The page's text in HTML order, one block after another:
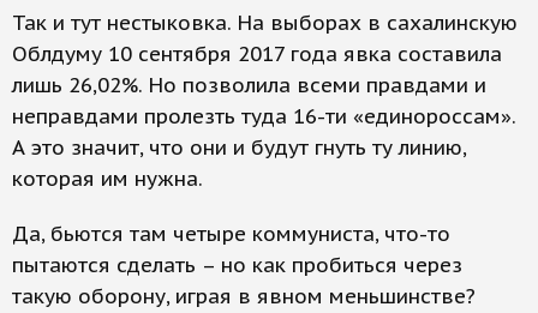
Так и тут нестыковка. На выборах в сахалинскую
Облдуму 10 сентября 2017 года явка составила
лишь 26,02%. Но позволила всеми правдами и
неправдами пролезть туда 16-ти «единороссам».
А это значит, что они и будут гнуть ту линию,
которая им нужна.
Да, бьются там четыре коммуниста, что-то
пытаются сделать – но как пробиться через
такую оборону, играя в явном меньшинстве?